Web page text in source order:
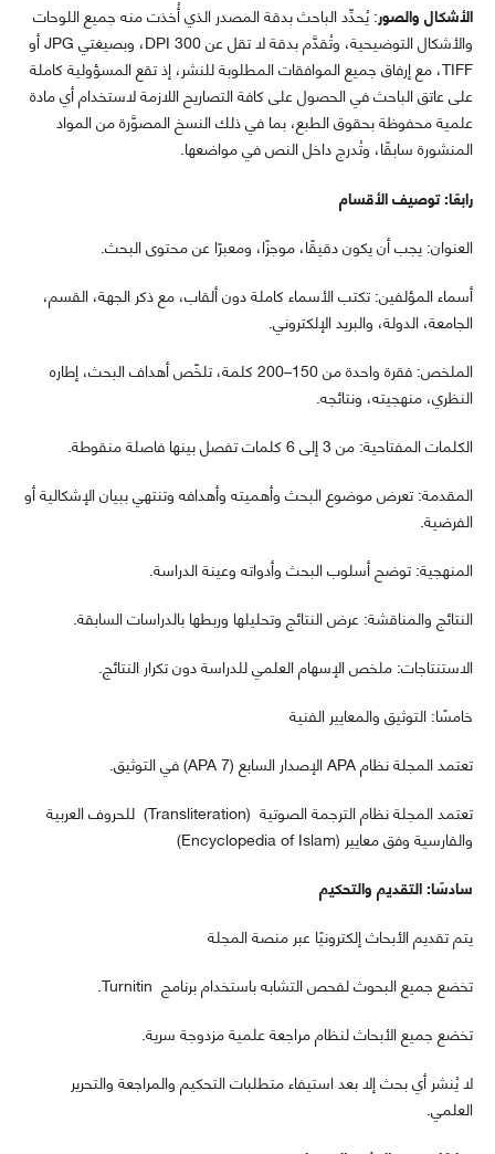
الأشكال والصور: يُحدِّد الباحث بدقة المصدر الذي أُخذت منه جميع اللوحات
والأشكال التوضيحية، وتُقدَّم بدقة لا تقل عن 300 DPI، وبصيغتي JPG أو
TIFF، مع إرفاق جميع الموافقات المطلوبة للنشر، إذ تقع المسؤولية كاملة
على عاتق الباحث في الحصول على كافة التصاريح اللازمة لاستخدام أي مادة
علمية محفوظة بحقوق الطبع، بما في ذلك النسخ المصوَّرة من المواد
المنشورة سابقًا، وتُدرج داخل النص في مواضعها.
رابعًا: توصيف الأقسام
العنوان: يجب أن يكون دقيقًا، موجزًا، ومعبرًا عن محتوى البحث.
أسماء المؤلفين: تكتب الأسماء كاملة دون ألقاب، مع ذكر الجهة، القسم،
الجامعة، الدولة، والبريد الإلكتروني.
الملخص: فقرة واحدة من 150–200 كلمة، تلخّص أهداف البحث، إطاره
النظري، منهجيته، ونتائجه.
الكلمات المفتاحية: من 3 إلى 6 كلمات تفصل بينها فاصلة منقوطة.
المقدمة: تعرض موضوع البحث وأهميته وأهدافه وتنتهي ببيان الإشكالية أو
الفرضية.
المنهجية: توضح أسلوب البحث وأدواته وعينة الدراسة.
النتائج والمناقشة: عرض النتائج وتحليلها وربطها بالدراسات السابقة.
الاستنتاجات: ملخص الإسهام العلمي للدراسة دون تكرار النتائج.
خامسًا: التوثيق والمعايير الفنية
تعتمد المجلة نظام APA الإصدار السابع (APA 7) في التوثيق.
تعتمد المجلة نظام الترجمة الصوتية (Transliteration) للحروف العربية
والفارسية وفق معايير (Encyclopedia of Islam)
سادسًا: التقديم والتحكيم
يتم تقديم الأبحاث إلكترونيًا عبر منصة المجلة
تخضع جميع البحوث لفحص التشابه باستخدام برنامج Turnitin.
تخضع جميع الأبحاث لنظام مراجعة علمية مزدوجة سرية.
لا يُنشر أي بحث إلا بعد استيفاء متطلبات التحكيم والمراجعة والتحرير
العلمي.